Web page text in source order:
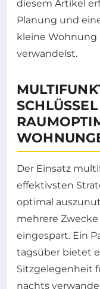
diesem Artikel
Planung und
kleine Wohnung
verwandelst.
Der Einsatz
effektivsten
optimal
mehrere
eingespart. Ein
tagsüber bietet
Sitzgelegenheit
nachts